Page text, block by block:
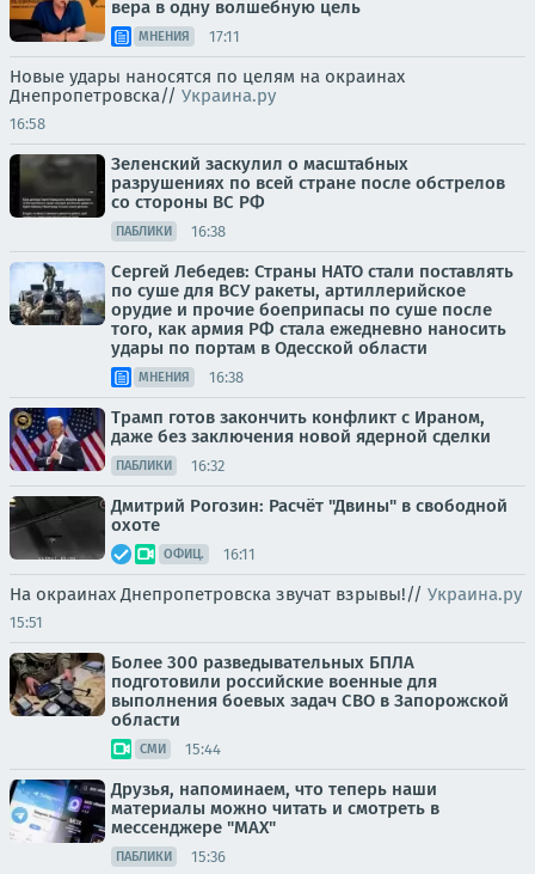
вера в одну волшебную цель
МНЕНИЯ 17:11
Новые удары наносятся по целям на окраинах
Днепропетровска// Украина.ру
16:58
Зеленский заскулил о масштабных
разрушениях по всей стране после обстрелов
со стороны ВС РФ
ПАБЛИКИ 16:38
Сергей Лебедев: Страны НАТО стали поставлять
по суше для ВСУ ракеты, артиллерийское
орудие и прочие боеприпасы по суше после
того, как армия РФ стала ежедневно наносить
удары по портам в Одесской области
МНЕНИЯ 16:38
Трамп готов закончить конфликт с Ираном,
даже без заключения новой ядерной сделки
ПАБЛИКИ 16:32
Дмитрий Рогозин: Расчёт "Двины" в свободной
охоте
ОФИЦ. 16:11
На окраинах Днепропетровска звучат взрывы!// Украина.ру
15:51
Более 300 разведывательных БПЛА
подготовили российские военные для
выполнения боевых задач СВО в Запорожской
области
СМИ 15:44
Друзья, напоминаем, что теперь наши
материалы можно читать и смотреть в
мессенджере "МАХ"
ПАБЛИКИ 15:36